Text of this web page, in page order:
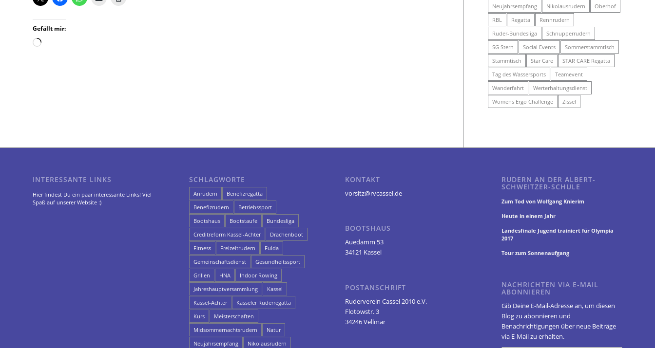
Gefällt mir:
Wird
Neujahrsempfang
Nikolausrudern
Oberhof
RBL
Regatta
Rennrudern
Ruder-Bundesliga
Schnupperrudern
SG Stern
Social Events
Sommerstammtisch
Stammtisch
Star Care
STAR CARE Regatta
Tag des Wassersports
Teamevent
Wanderfahrt
Werterhaltungsdienst
Womens Ergo Challenge
Zissel
INTERESSANTE LINKS
Hier findest Du ein paar interessante Links! Viel
Spaß auf unserer Website :)
SCHLAGWORTE
Anrudern
Benefizregatta
Benefizrudern
Betriebssport
Bootshaus
Bootstaufe
Bundesliga
Creditreform Kassel-Achter
Drachenboot
Fitness
Freizeitrudern
Fulda
Gemeinschaftsdienst
Gesundheitssport
Grillen
HNA
Indoor Rowing
Jahreshauptversammlung
Kassel
Kassel-Achter
Kasseler Ruderregatta
Kurs
Meisterschaften
Midsommernachtsrudern
Natur
Neujahrsempfang
Nikolausrudern
KONTAKT
vorsitz@rvcassel.de
BOOTSHAUS
Auedamm 53
34121 Kassel
POSTANSCHRIFT
Ruderverein Cassel 2010 e.V.
Flotowstr. 3
34246 Vellmar
RUDERN AN DER ALBERT-
SCHWEITZER-SCHULE
Zum Tod von Wolfgang Knierim
Heute in einem Jahr
Landesfinale Jugend trainiert für Olympia
2017
Tour zum Sonnenaufgang
NACHRICHTEN VIA E-MAIL
ABONNIEREN
Gib Deine E-Mail-Adresse an, um diesen
Blog zu abonnieren und
Benachrichtigungen über neue Beiträge
via E-Mail zu erhalten.